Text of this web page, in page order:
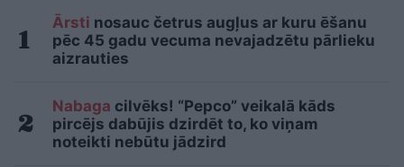
Ārsti nosauc četrus augļus ar kuru ēšanu
pēc 45 gadu vecuma nevajadzētu pārlieku
aizrauties
Nabaga cilvēks! “Pepco” veikalā kāds
pircējs dabūjis dzirdēt to, ko viņam
noteikti nebūtu jādzird